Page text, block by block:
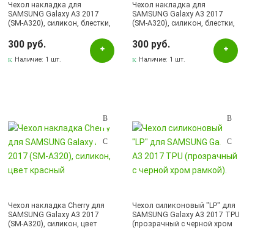
Чехол накладка для
SAMSUNG Galaxy A3 2017
(SM-A320), силикон, блестки,
300 руб.
Наличие: 1 шт.
Чехол накладка для
SAMSUNG Galaxy A3 2017
(SM-A320), силикон, блестки,
300 руб.
Наличие: 1 шт.
Чехол накладка Cherry для
SAMSUNG Galaxy A3 2017
(SM-A320), силикон, цвет
Чехол силиконовый "LP" для
SAMSUNG Galaxy A3 2017 TPU
(прозрачный с черной хром